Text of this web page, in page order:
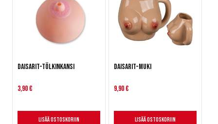
Daisarit-tölkinkansi
3,90 €
Lisää ostoskoriin
Daisarit-muki
9,90 €
Lisää ostoskoriin